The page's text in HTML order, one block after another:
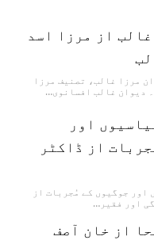
از مرزا اسد
مرزا غالب، تصنیف مرزا
دیوان غالب افسانوی…
اور
از ڈاکٹر
اور جوگیوں کے مُجربات از
اور فقیر…
از خان آصف